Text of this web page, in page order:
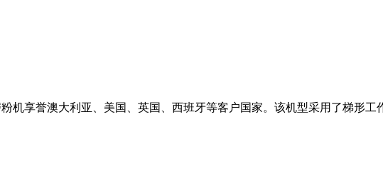
机享誉澳大利亚、美国、英国、西班牙等客户国家。该机型采用了梯形